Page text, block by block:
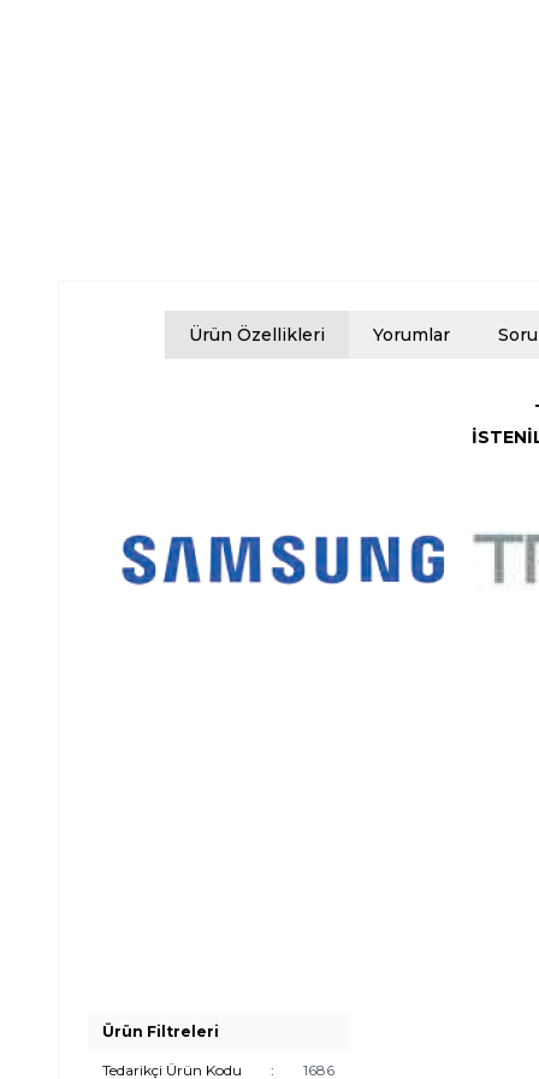
Ürün Özellikleri Yorumlar
Ürün Filtreleri
Tedarikçi Ürün Kodu : 1686